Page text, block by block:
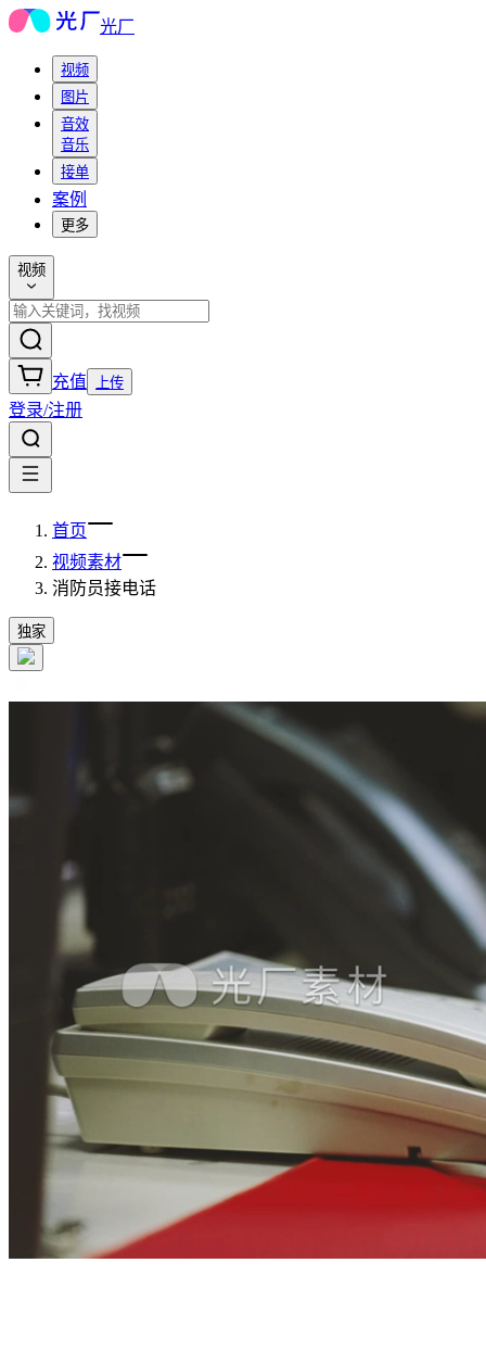
光厂
视频
图片
音效
音乐
接单
案例
更多
视频
充值 上传
登录/注册
首页
视频素材
消防员接电话
独家